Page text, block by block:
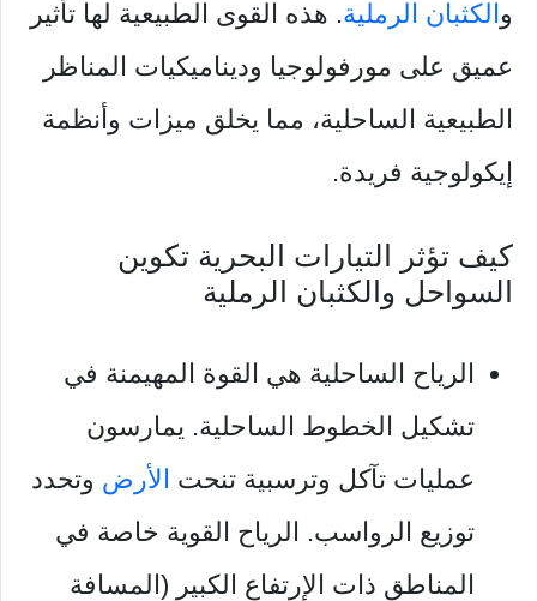
والكثبان الرملية. هذه القوى الطبيعية لها تأثير
عميق على مورفولوجيا وديناميكيات المناظر
الطبيعية الساحلية، مما يخلق ميزات وأنظمة
إيكولوجية فريدة.
كيف تؤثر التيارات البحرية تكوين
السواحل والكثبان الرملية
الرياح الساحلية هي القوة المهيمنة في
تشكيل الخطوط الساحلية. يمارسون
عمليات تآكل وترسبية تنحت الأرض وتحدد
توزيع الرواسب. الرياح القوية خاصة في
المناطق ذات الإرتفاع الكبير (المسافة